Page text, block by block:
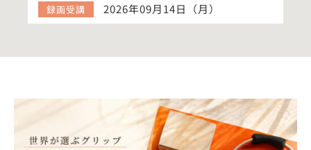
録画受講 2026年09月14日（月）